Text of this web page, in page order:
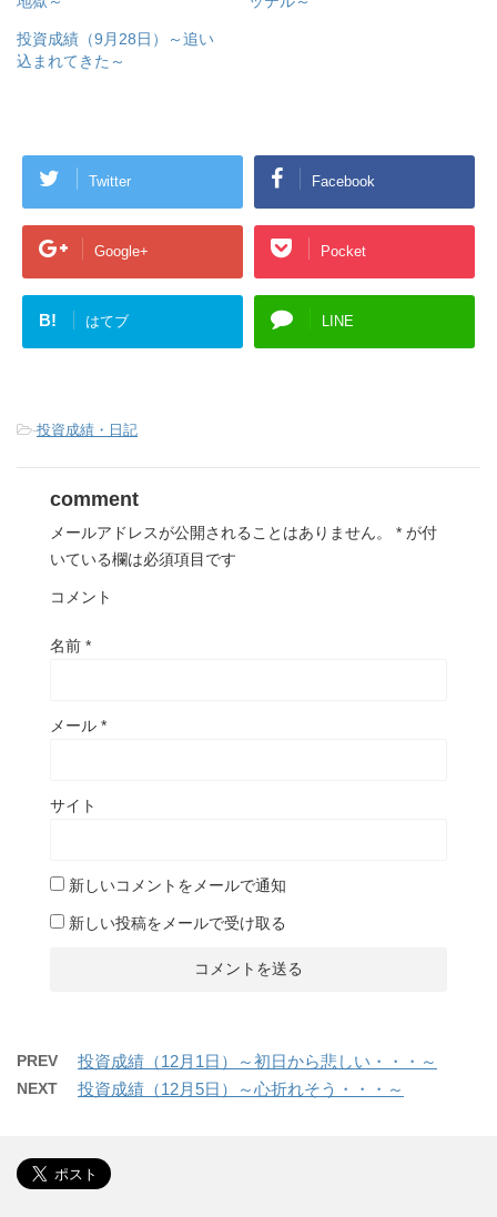
投資成績（9月28日）～追い
込まれてきた～
Twitter Facebook
Google+ Pocket
B! はてブ LINE
-投資成績・日記
comment
メールアドレスが公開されることはありません。 * が付
いている欄は必須項目です
コメント
名前 *
メール *
サイト
新しいコメントをメールで通知
新しい投稿をメールで受け取る
PREV 投資成績（12月1日）～初日から悲しい・・・～
NEXT 投資成績（12月5日）～心折れそう・・・～